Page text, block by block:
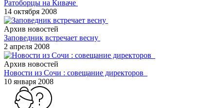
Ратоборцы на Киваче
14 октября 2008
Архив новостей
Заповедник встречает весну
2 апреля 2008
Архив новостей
Новости из Сочи : совещание директоров
10 января 2008